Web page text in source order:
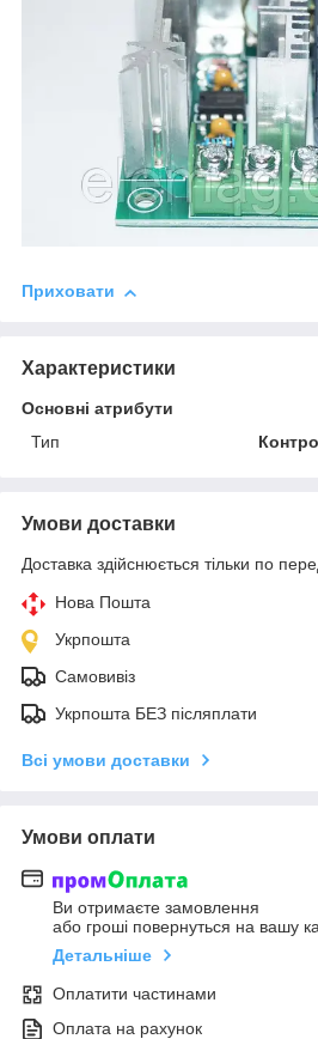
Приховати
Характеристики
Основні атрибути
Тип
Умови доставки
Доставка здійснюється тільки по
Нова Пошта
Укрпошта
Самовивіз
Укрпошта БЕЗ післяплати
Всі умови доставки
Умови оплати
Ви отримаєте замовлення
або гроші повернуться на вашу
Детальніше
Оплатити частинами
Оплата на рахунок